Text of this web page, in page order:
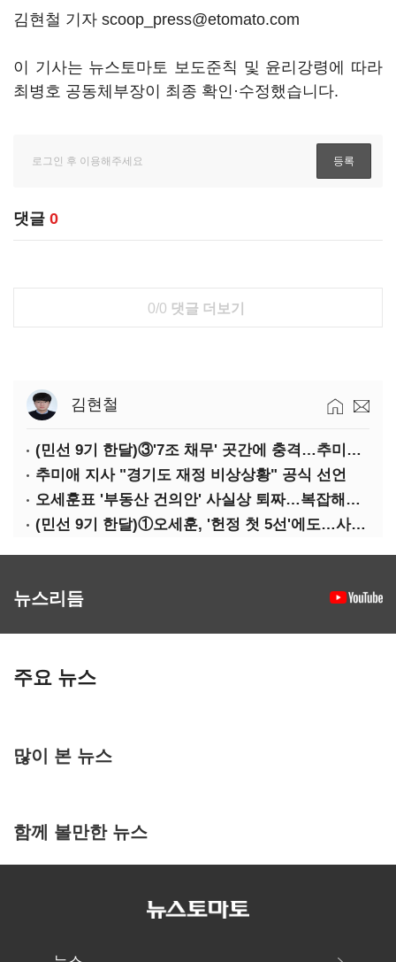
김현철 기자 scoop_press@etomato.com
이 기사는 뉴스토마토 보도준칙 및 윤리강령에 따라
최병호 공동체부장이 최종 확인·수정했습니다.
댓글 0
0/0 댓글 더보기
김현철
(민선 9기 한달)③'7조 채무' 곳간에 충격…추미애, 20년만에 '비상재정' 선언 승부수
추미애 지사 "경기도 재정 비상상황" 공식 선언
오세훈표 '부동산 건의안' 사실상 퇴짜…복잡해진 '재개발 31만호' 셈법
(민선 9기 한달)①오세훈, '헌정 첫 5선'에도…사법리스크·여소야대에 발목
뉴스리듬
주요 뉴스
많이 본 뉴스
함께 볼만한 뉴스